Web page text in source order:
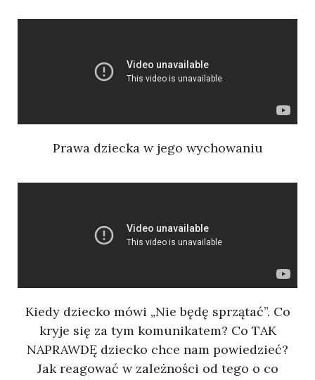
Prawa dziecka w jego wychowaniu
Kiedy dziecko mówi „Nie będę sprzątać”. Co
kryje się za tym komunikatem? Co TAK
NAPRAWDĘ dziecko chce nam powiedzieć?
Jak reagować w zależności od tego o co